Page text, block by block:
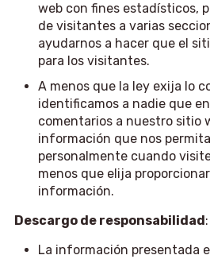
web con fines estadísticos,
de visitantes a varias
ayudarnos a hacer que el
para los visitantes.
A menos que la ley exija lo
identificamos a nadie que
comentarios a nuestro sitio
información que nos
personalmente cuando
menos que elija
información.
Descargo de responsabilidad:
La información presentada